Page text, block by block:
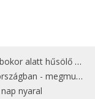
cicát Kisorosziban
a 15 legjobbat
nyaral